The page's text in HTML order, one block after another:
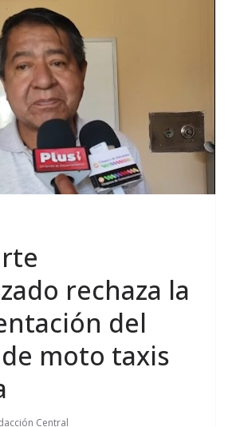
rechaza la
del
moto taxis
Central